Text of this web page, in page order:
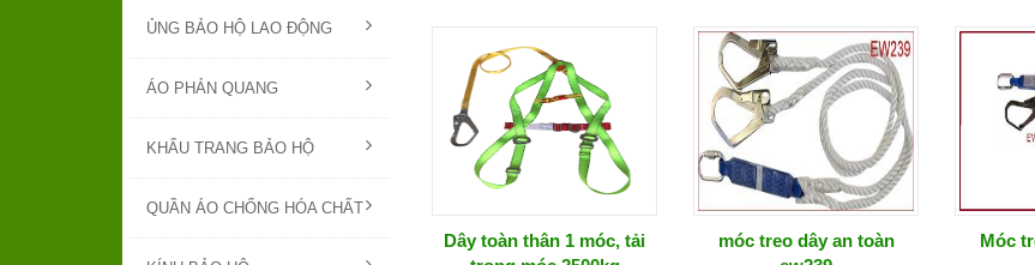
ỦNG BẢO HỘ LAO ĐỘNG
ÁO PHẢN QUANG
KHẨU TRANG BẢO HỘ
QUẦN ÁO CHỐNG HÓA CHẤT
Dây toàn thân 1 móc, tải
móc treo dây an toàn
Móc